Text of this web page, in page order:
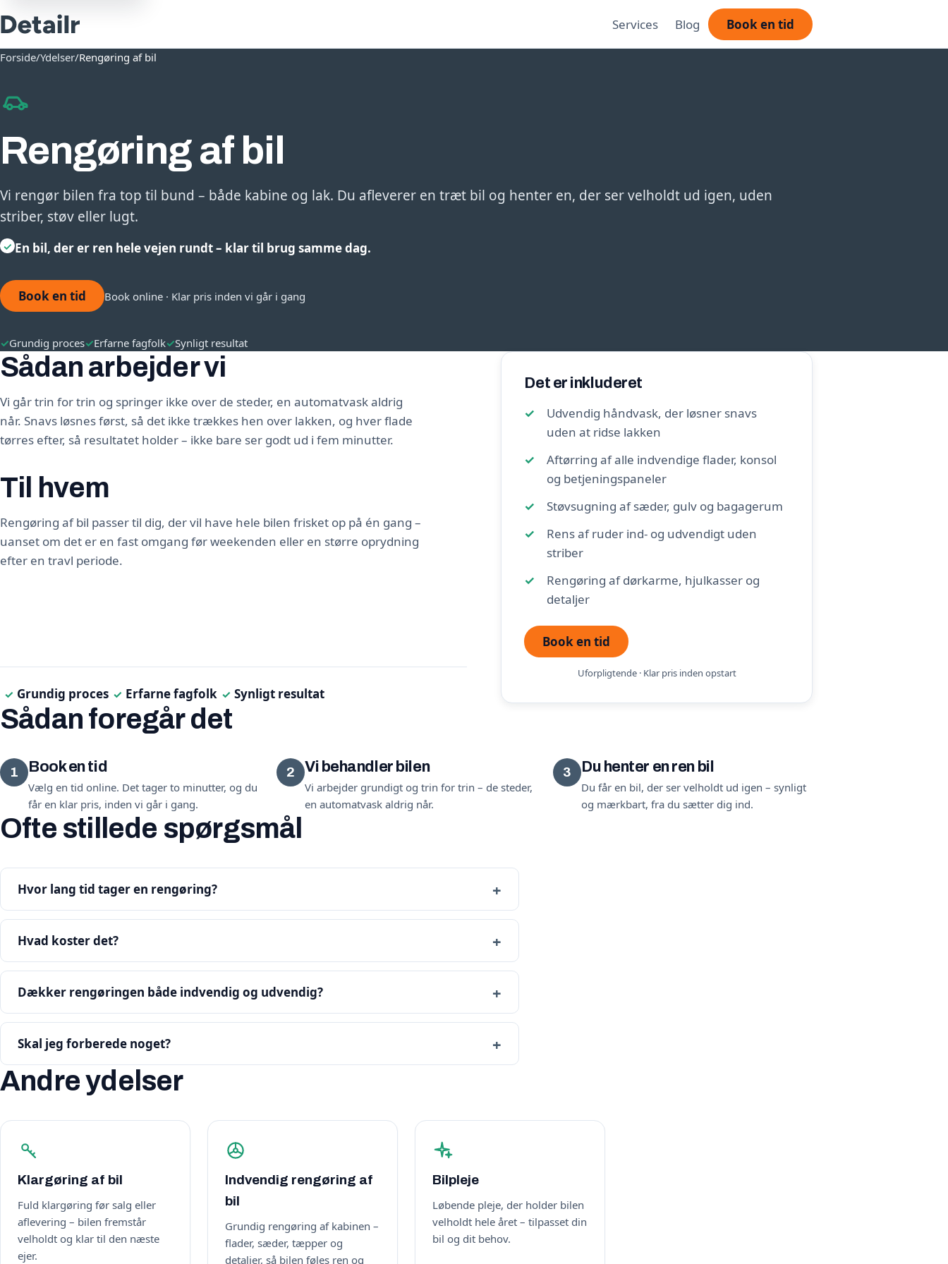
Services Blog Book en tid
Forside/Ydelser/Rengøring af bil
Rengøring af bil
Vi rengør bilen fra top til bund – både kabine og lak. Du afleverer en træt bil og henter en, der ser velholdt ud igen, uden
striber, støv eller lugt.
✓ En bil, der er ren hele vejen rundt – klar til brug samme dag.
Book en tid Book online · Klar pris inden vi går i gang
✓Grundig proces✓Erfarne fagfolk✓Synligt resultat
Sådan arbejder vi
Vi går trin for trin og springer ikke over de steder, en automatvask aldrig
når. Snavs løsnes først, så det ikke trækkes hen over lakken, og hver flade
tørres efter, så resultatet holder – ikke bare ser godt ud i fem minutter.
Til hvem
Rengøring af bil passer til dig, der vil have hele bilen frisket op på én gang –
uanset om det er en fast omgang før weekenden eller en større oprydning
efter en travl periode.
✓ Grundig proces ✓ Erfarne fagfolk ✓ Synligt resultat
Det er inkluderet
Udvendig håndvask, der løsner snavs
uden at ridse lakken
Aftørring af alle indvendige flader, konsol
og betjeningspaneler
Støvsugning af sæder, gulv og bagagerum
Rens af ruder ind- og udvendigt uden
striber
Rengøring af dørkarme, hjulkasser og
detaljer
Book en tid
Uforpligtende · Klar pris inden opstart
Sådan foregår det
1 Book en tid
Vælg en tid online. Det tager to minutter, og du
får en klar pris, inden vi går i gang.
2 Vi behandler bilen
Vi arbejder grundigt og trin for trin – de steder,
en automatvask aldrig når.
3 Du henter en ren bil
Du får en bil, der ser velholdt ud igen – synligt
og mærkbart, fra du sætter dig ind.
Ofte stillede spørgsmål
Hvor lang tid tager en rengøring?
Hvad koster det?
Dækker rengøringen både indvendig og udvendig?
Skal jeg forberede noget?
Andre ydelser
Klargøring af bil
Fuld klargøring før salg eller
aflevering – bilen fremstår
velholdt og klar til den næste
ejer.
Indvendig rengøring af
bil
Grundig rengøring af kabinen –
flader, sæder, tæpper og
detaljer, så bilen føles ren og
Bilpleje
Løbende pleje, der holder bilen
velholdt hele året – tilpasset din
bil og dit behov.